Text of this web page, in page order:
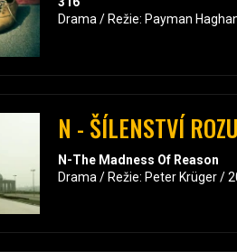
Drama / Režie: Payman
N - ŠÍLENSTVÍ
N-The Madness Of Reason
Drama / Režie: Peter Krüger /